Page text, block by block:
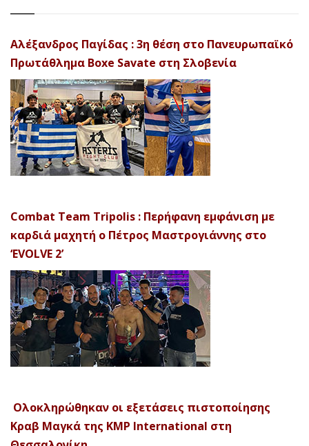
Αλέξανδρος Παγίδας : 3η θέση στο Πανευρωπαϊκό
Πρωτάθλημα Boxe Savate στη Σλοβενία
Combat Team Tripolis : Περήφανη εμφάνιση με
καρδιά μαχητή ο Πέτρος Μαστρογιάννης στο
‘EVOLVE 2’
Ολοκληρώθηκαν οι εξετάσεις πιστοποίησης
Κραβ Μαγκά της KMP International στη